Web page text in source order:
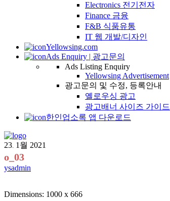
Electronics 전기전자
Finance 금융
F&B 식품유통
IT 웹 개발/디자인
Yellowsing.com
Ads Enquiry | 광고문의
Ads Listing Enquiry
Yellowsing Advertisement
광고문의 및 수정, 등록안내
옐로우싱 광고
광고배너 사이즈 가이드
한인업소록 앱 다운로드
23. 1월 2021
o_03
ysadmin
Dimensions: 1000 x 666